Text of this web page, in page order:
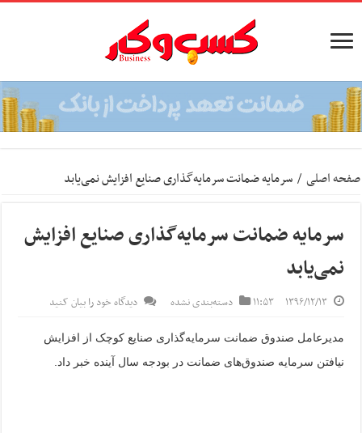
صفحه اصلی / سرمایه ضمانت سرمایه‌گذاری صنایع افزایش نمی‌یابد
سرمایه ضمانت سرمایه‌گذاری صنایع افزایش
نمی‌یابد
۱۳۹۶/۱۲/۱۳ ۱۱:۵۳ دسته‌بندی نشده دیدگاه خود را بیان کنید
مدیرعامل صندوق ضمانت سرمایه‌گذاری صنایع کوچک از افزایش
نیافتن سرمایه صندوق‌های ضمانت در بودجه سال آینده خبر داد.